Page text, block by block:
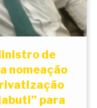
de
nomeação
para